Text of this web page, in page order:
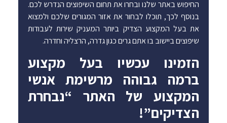
החיפוש באתר שלנו ובחרו את תחום השיפוצים הנדרש לכם.
בנוסף לכך, תוכלו לבחור את אזור המגורים שלכם ולמצוא
את בעל המקצוע הצדיק ביותר המעניק שירות לעבודות
שיפוצים ביישוב בו אתם גרים כגון גדרה, הרצליה וחדרה.
הזמינו עכשיו בעל מקצוע
ברמה גבוהה מרשימת אנשי
המקצוע של האתר “נבחרת
הצדיקים”!